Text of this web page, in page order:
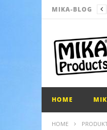
MIKA-BLOG
HOME
HOME